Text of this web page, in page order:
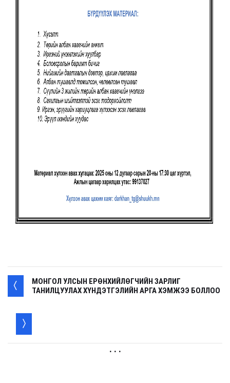
МОНГОЛ УЛСЫН ЕРӨНХИЙЛӨГЧИЙН ЗАРЛИГ
ТАНИЛЦУУЛАХ ХҮНДЭТГЭЛИЙН АРГА ХЭМЖЭЭ БОЛЛОО
. . .